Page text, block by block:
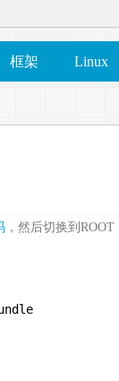
框架 Linux
，然后切换到ROOT